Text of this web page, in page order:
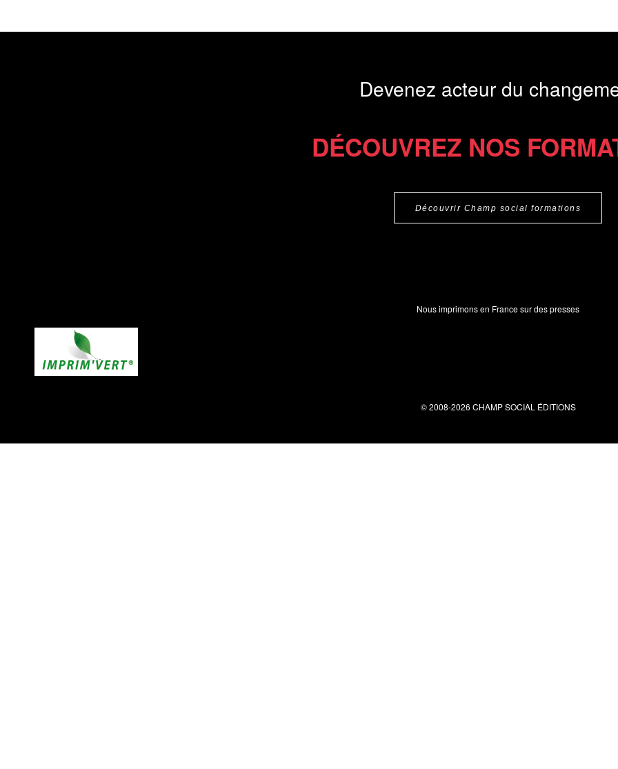
Devenez acteur du
DÉCOUVREZ NOS
Découvrir Champ social formations
Nous imprimons en France sur des presses
© 2008-2026 CHAMP SOCIAL ÉDITIONS